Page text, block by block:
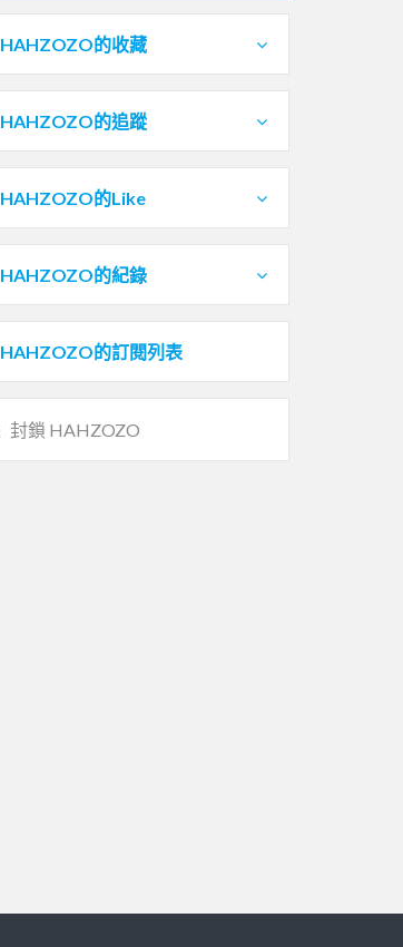
HAHZOZO的收藏
HAHZOZO的追蹤
HAHZOZO的Like
HAHZOZO的紀錄
HAHZOZO的訂閱列表
封鎖 HAHZOZO